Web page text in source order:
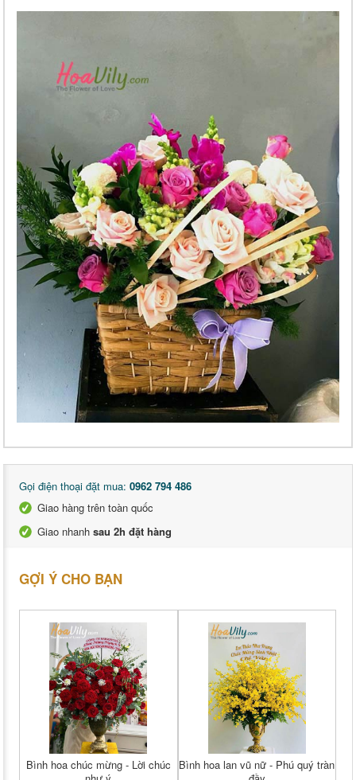
Gọi điện thoại đặt mua: 0962 794 486
Giao hàng trên toàn quốc
Giao nhanh sau 2h đặt hàng
GỢI Ý CHO BẠN
Bình hoa chúc mừng - Lời chúc
Bình hoa lan vũ nữ - Phú quý tràn